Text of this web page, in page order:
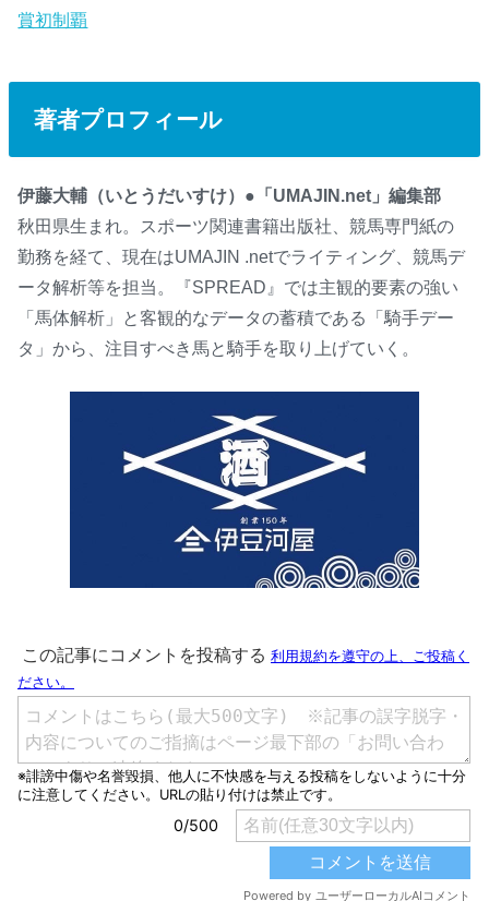
賞初制覇
著者プロフィール
伊藤大輔（いとうだいすけ）●「UMAJIN.net」編集部
秋田県生まれ。スポーツ関連書籍出版社、競馬専門紙の
勤務を経て、現在はUMAJIN .netでライティング、競馬デ
ータ解析等を担当。『SPREAD』では主観的要素の強い
「馬体解析」と客観的なデータの蓄積である「騎手デー
タ」から、注目すべき馬と騎手を取り上げていく。